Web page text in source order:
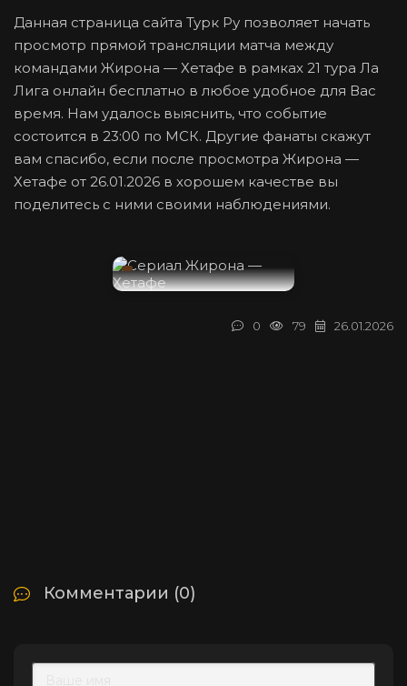
Данная страница сайта Турк Ру позволяет начать
просмотр прямой трансляции матча между
командами Жирона — Хетафе в рамках 21 тура Ла
Лига онлайн бесплатно в любое удобное для Вас
время. Нам удалось выяснить, что событие
состоится в 23:00 по МСК. Другие фанаты скажут
вам спасибо, если после просмотра Жирона —
Хетафе от 26.01.2026 в хорошем качестве вы
поделитесь с ними своими наблюдениями.
26.01.2026
79
0
Комментарии (0)